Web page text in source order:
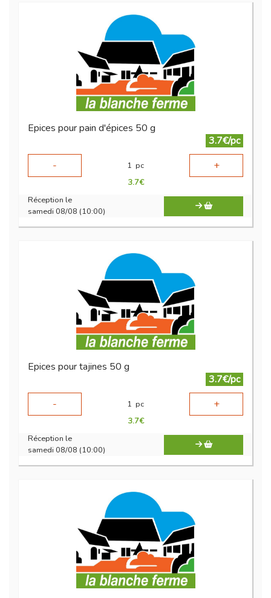
Epices pour pain d'épices 50 g
3.7€/pc
-
1 pc +
3.7€
Réception le
samedi 08/08 (10:00)
Epices pour tajines 50 g
3.7€/pc
-
1 pc +
3.7€
Réception le
samedi 08/08 (10:00)